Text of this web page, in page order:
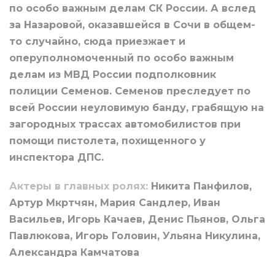
по особо важным делам СК России. А вслед
за Назаровой, оказавшейся в Сочи в общем-
то случайно, сюда приезжает и
оперуполномоченный по особо важным
делам из МВД России подполковник
полиции Семенов. Семенов преследует по
всей России неуловимую банду, грабящую на
загородных трассах автомобилистов при
помощи пистолета, похищенного у
инспектора ДПС.
Актеры в главных ролях: Никита Панфилов,
Артур Мкртчян, Мария Сандлер, Иван
Васильев, Игорь Качаев, Денис Пьянов, Ольга
Павлюкова, Игорь Головин, Ульяна Никулина,
Александра Камчатова